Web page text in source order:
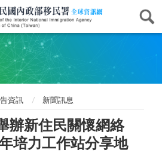
資訊 新聞訊息
辦新住民關懷網絡
培力工作站分享地